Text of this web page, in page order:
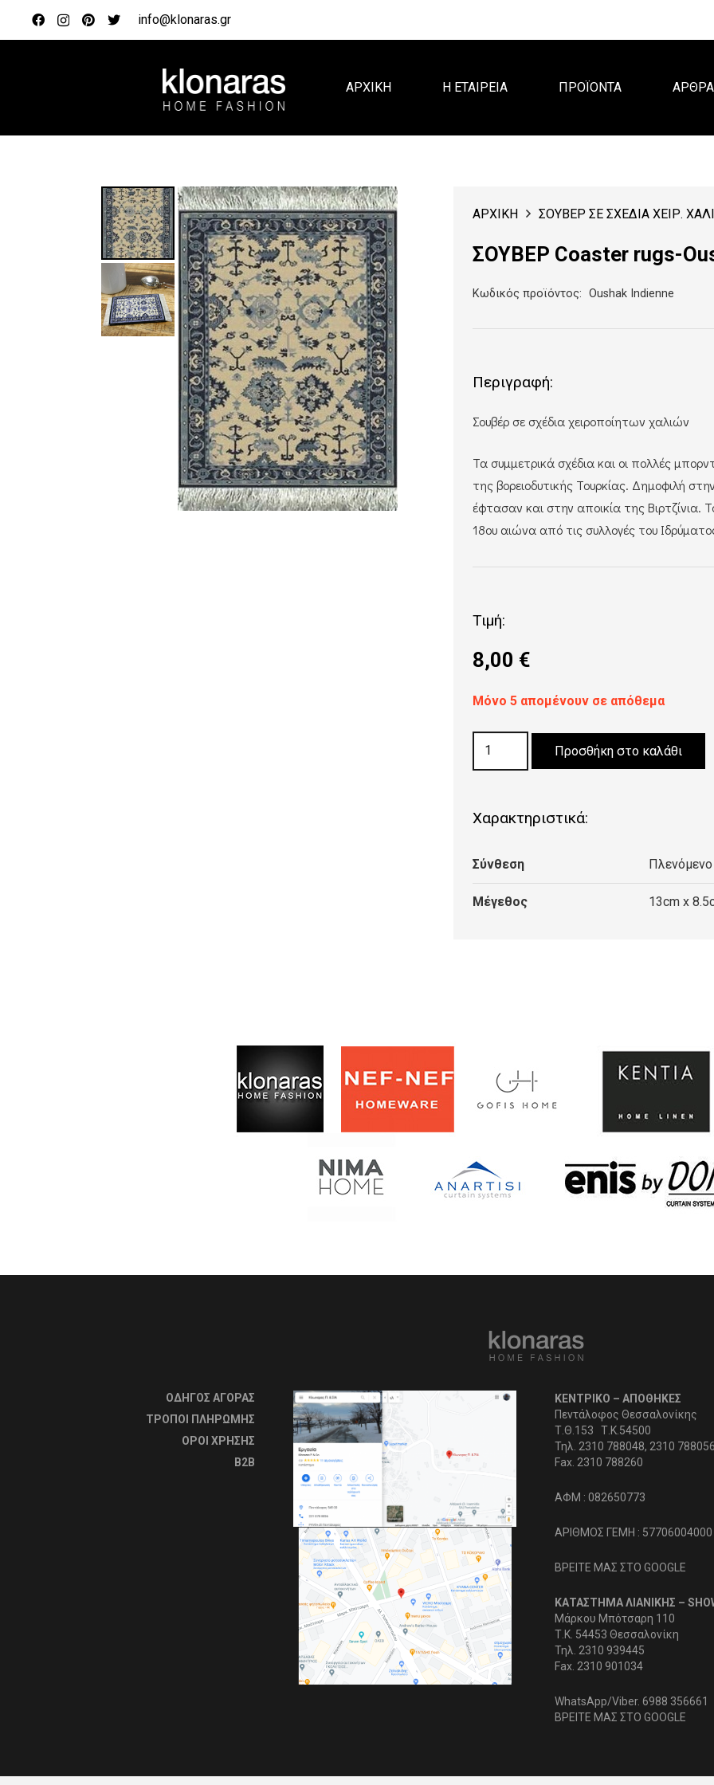
info@klonaras.gr
ΑΡΧΙΚΗ Η ΕΤΑΙΡΕΙΑ ΠΡΟΪΟΝΤΑ ΑΡΘΡΑ
ΑΡΧΙΚΗ ΣΟΥΒΕΡ ΣΕ ΣΧΕΔΙΑ ΧΕΙΡ.
ΣΟΥΒΕΡ Coaster rugs-
Κωδικός προϊόντος: Oushak Indienne
Περιγραφή:
Σουβέρ σε σχέδια χειροποίητων χαλιών
Τα συμμετρικά σχέδια και οι πολλές
της βορειοδυτικής Τουρκίας. Δημοφιλή
έφτασαν και στην αποικία της Βιρτζίνια.
18ου αιώνα από τις συλλογές του
Τιμή:
8,00 €
Μόνο 5 απομένουν σε απόθεμα
ΣΟΥΒΕΡ
Indienne
Προσθήκη στο καλάθι
Χαρακτηριστικά:
Σύνθεση Πλενόμενο
Μέγεθος 13cm x
ΟΔΗΓΟΣ ΑΓΟΡΑΣ
ΤΡΟΠΟΙ ΠΛΗΡΩΜΗΣ
OΡΟΙ ΧΡΗΣΗΣ
B2B
ΚΕΝΤΡΙΚΟ – ΑΠΟΘΗΚΕΣ
Πεντάλοφος Θεσσαλονίκης
Τ.Θ.153 Τ.Κ.54500
Τηλ. 2310 788048, 2310
Fax. 2310 788260
ΑΦΜ : 082650773
ΑΡΙΘΜΟΣ ΓΕΜΗ : 57706004000
ΒΡΕΙΤΕ ΜΑΣ ΣΤΟ GOOGLE
ΚΑΤΑΣΤΗΜΑ ΛΙΑΝΙΚΗΣ –
Μάρκου Μπότσαρη 110
Τ.Κ. 54453 Θεσσαλονίκη
Τηλ. 2310 939445
Fax. 2310 901034
WhatsApp/Viber. 6988 356661
ΒΡΕΙΤΕ ΜΑΣ ΣΤΟ GOOGLE